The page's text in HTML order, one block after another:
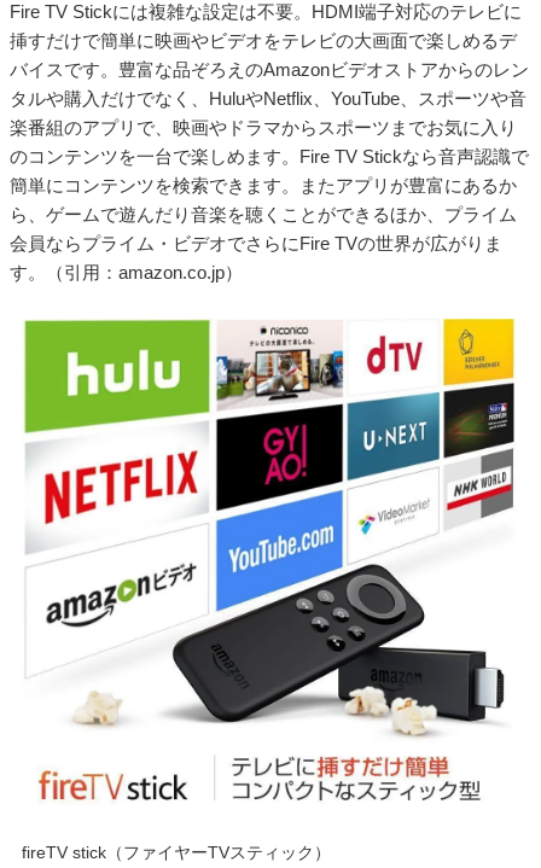
Fire TV Stickには複雑な設定は不要。HDMI端子対応のテレビに
挿すだけで簡単に映画やビデオをテレビの大画面で楽しめるデ
バイスです。豊富な品ぞろえのAmazonビデオストアからのレン
タルや購入だけでなく、HuluやNetflix、YouTube、スポーツや音
楽番組のアプリで、映画やドラマからスポーツまでお気に入り
のコンテンツを一台で楽しめます。Fire TV Stickなら音声認識で
簡単にコンテンツを検索できます。またアプリが豊富にあるか
ら、ゲームで遊んだり音楽を聴くことができるほか、プライム
会員ならプライム・ビデオでさらにFire TVの世界が広がりま
す。（引用：amazon.co.jp）
fireTV stick（ファイヤーTVスティック）